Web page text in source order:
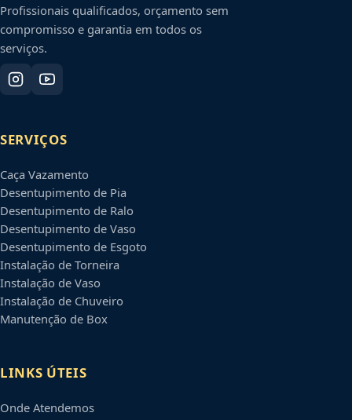
Profissionais qualificados, orçamento sem
compromisso e garantia em todos os
serviços.
SERVIÇOS
Caça Vazamento
Desentupimento de Pia
Desentupimento de Ralo
Desentupimento de Vaso
Desentupimento de Esgoto
Instalação de Torneira
Instalação de Vaso
Instalação de Chuveiro
Manutenção de Box
LINKS ÚTEIS
Onde Atendemos